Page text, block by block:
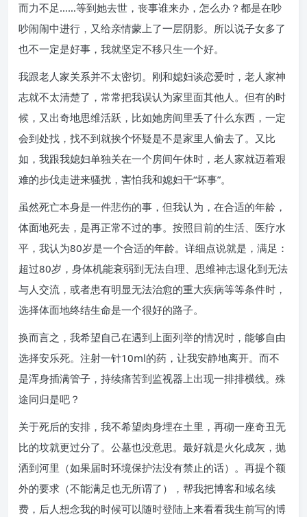
而力不足……等到她去世，丧事谁来办，怎么办？都是在吵
吵闹闹中进行，又给亲情蒙上了一层阴影。所以说子女多了
也不一定是好事，我就坚定不移只生一个好。
我跟老人家关系并不太密切。刚和媳妇谈恋爱时，老人家神
志就不太清楚了，常常把我误认为家里面其他人。但有的时
候，又出奇地思维活跃，比如她房间里丢了什么东西，一定
会到处找，找不到就挨个怀疑是不是家里人偷去了。又比
如，我跟我媳妇单独关在一个房间午休时，老人家就迈着艰
难的步伐走进来骚扰，害怕我和媳妇干“坏事”。
虽然死亡本身是一件悲伤的事，但我认为，在合适的年龄，
体面地死去，是再正常不过的事。按照目前的生活、医疗水
平，我认为80岁是一个合适的年龄。详细点说就是，满足：
超过80岁，身体机能衰弱到无法自理、思维神志退化到无法
与人交流，或者患有明显无法治愈的重大疾病等等条件时，
选择体面地终结生命是一个很好的路子。
换而言之，我希望自己在遇到上面列举的情况时，能够自由
选择安乐死。注射一针10ml的药，让我安静地离开。而不
是浑身插满管子，持续痛苦到监视器上出现一排排横线。殊
途同归是吧？
关于死后的安排，我不希望肉身埋在土里，再砌一座奇丑无
比的坟就更过分了。公墓也没意思。最好就是火化成灰，抛
洒到河里（如果届时环境保护法没有禁止的话）。再提个额
外的要求（不能满足也无所谓了），帮我把博客和域名续
费，后人想念我的时候可以随时登陆上来看看我生前写的博